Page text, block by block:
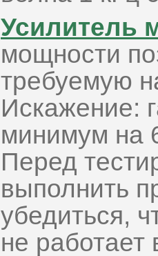
Усилитель
мощности
требуемую
Искажение:
минимум на
Перед
выполнить
убедиться,
не